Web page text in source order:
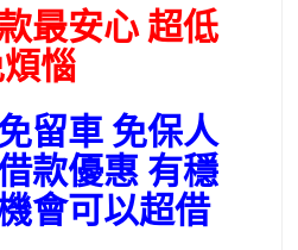
最安心 超低
惱
留車 免保人
款優惠 有穩
會可以超借